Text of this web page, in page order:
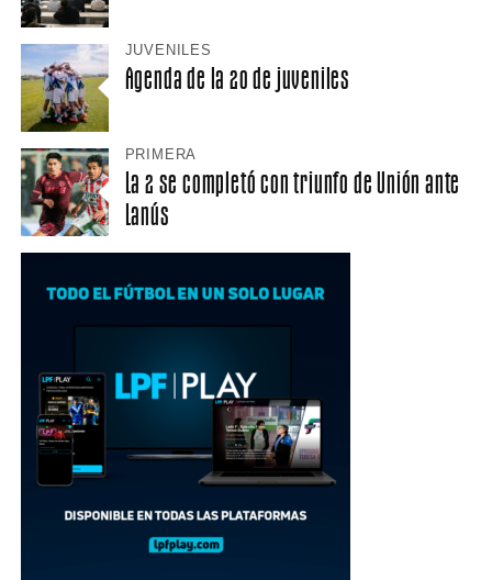
JUVENILES
Agenda de la 20 de juveniles
PRIMERA
La 2 se completó con triunfo de Unión ante
Lanús